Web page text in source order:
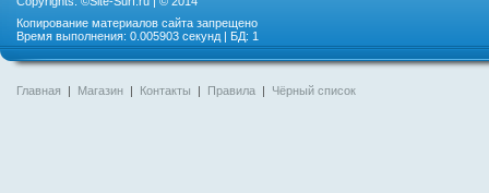
Копирование материалов сайта запрещено
Время выполнения: 0.005903 секунд | БД: 1
Главная | Магазин | Контакты | Правила | Чёрный список